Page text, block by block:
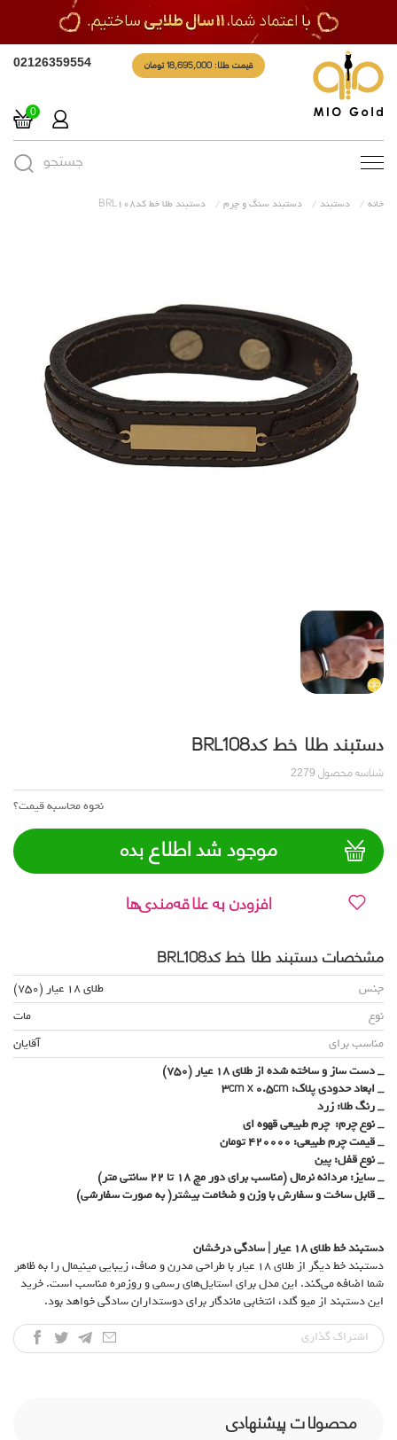
قیمت طلا: 18,695,000 تومان 02126359554
0
Toggle جستجو
خانه دستبند دستبند سنگ و چرم دستبند طلا خط کدBRL108
دستبند طلا خط کدBRL108
شناسه محصول
نحوه محاسبه قیمت؟
موجود شد اطلاع بده
افزودن به علاقه‌مندی‌ها
مشخصات دستبند طلا خط کدBRL108
جنس
طلای 18 عیار (750)
نوع
مات
مناسب برای
آقایان
_ دست ساز و ساخته شده از طلای 18 عیار (750)
_ ابعاد حدودی پلاک: 3cm x 0.5cm
_ رنگ طلا: زرد
_ نوع چرم: چرم طبیعی قهوه ای
_ قیمت چرم طبیعی: 420000 تومان
_ نوع قفل: پین
_ سایز: مردانه نرمال (مناسب برای دور مچ 18 تا 22 سانتی متر)
_ قابل ساخت و سفارش با وزن و ضخامت بیشتر( به صورت سفارشی)
دستبند خط طلای۱۸ عیار | سادگی درخشان
دستبند خط دیگر از طلای ۱۸ عیار با طراحی مدرن و صاف، زیبایی مینیمال را به ظاهر
شما اضافه می‌کند. این مدل برای استایل‌های رسمی و روزمره مناسب است. خرید
این دستبند از میو گلد، انتخابی ماندگار برای دوستداران سادگی خواهد بود.
اشتراک‌ گذاری
محصولات پیشنهادی